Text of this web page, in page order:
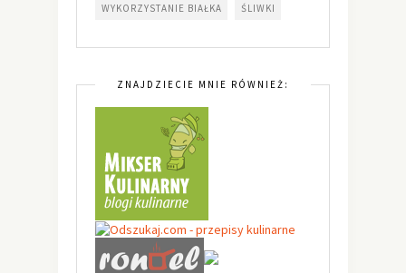
WYKORZYSTANIE BIAŁKA ŚLIWKI
ZNAJDZIECIE MNIE RÓWNIEŻ: